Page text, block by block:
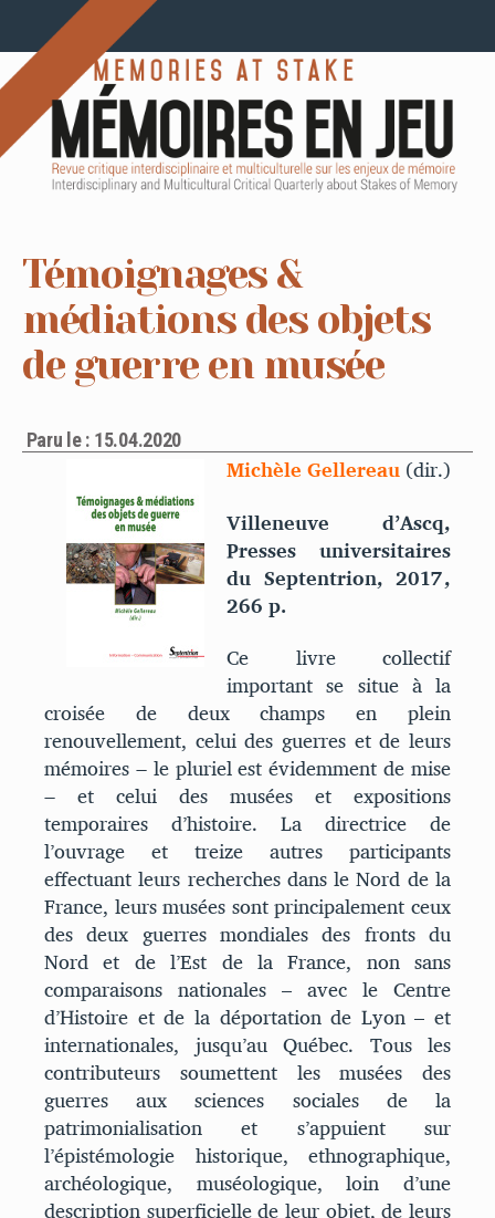
Témoignages &
médiations des objets
de guerre en musée
Paru le : 15.04.2020
Michèle Gellereau(dir.)
Villeneuve d’Ascq,
Presses universitaires
du Septentrion, 2017,
266 p.
Ce livre collectif
important se situe à la
croisée de deux champs en plein
renouvellement, celui des guerres et de leurs
mémoires ‒ le pluriel est évidemment de mise
‒ et celui des musées et expositions
temporaires d’histoire. La directrice de
l’ouvrage et treize autres participants
effectuant leurs recherches dans le Nord de la
France, leurs musées sont principalement ceux
des deux guerres mondiales des fronts du
Nord et de l’Est de la France, non sans
comparaisons nationales – avec le Centre
d’Histoire et de la déportation de Lyon – et
internationales, jusqu’au Québec. Tous les
contributeurs soumettent les musées des
guerres aux sciences sociales de la
patrimonialisation et s’appuient sur
l’épistémologie historique, ethnographique,
archéologique, muséologique, loin d’une